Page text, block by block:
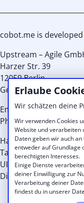
Erlaube
Wir schätzen deine
Wir verwenden Cookies
Website und verarbeiten
Daten geben wir auch
entweder auf Grundlage
berechtigten Interesses.
Einige Dienste
deiner Einwilligung zur
Verarbeitung deiner
findest du in unserer
cobot.me is
Upstream – Agile
Harzer Str. 39
12059 Berlin
Germany
Email:info@cobot.me
Phone: EU +49 30
Handelsregister-Nr.:
Tax Id.: 29/567/31513
UID: DE256937461
Directors: Kristina